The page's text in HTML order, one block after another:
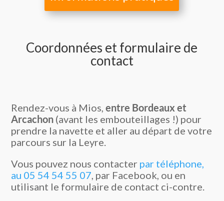
Coordonnées et formulaire de
contact
Rendez-vous à Mios,entre Bordeaux et
Arcachon (avant les embouteillages !) pour
prendre la navette et aller au départ de votre
parcours sur la Leyre.
Vous pouvez nous contacter par téléphone,
au 05 54 54 55 07 , par Facebook, ou en
utilisant le formulaire de contact ci-contre.